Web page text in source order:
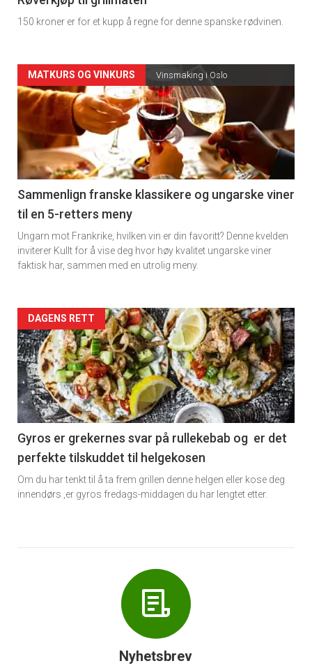
150 kroner er for et kupp å regne for denne spanske rødvinen.
Forsiden
akkurat
nå
-
5
MATKURS OG VINKURS Vinsmaking i Oslo
Sammenlign franske klassikere og ungarske viner
til en 5-retters meny
Ungarn mot Frankrike, hvilken vin er din favoritt? Denne kvelden
inviterer Kullt for å vise deg hvor høy kvalitet ungarske viner
faktisk har, sammen med en utrolig meny.
Forsiden
akkurat
nå
-
6
DAGENS RETT
Gyros er grekernes svar på rullekebab og er det
perfekte tilskuddet til helgekosen
Om du har tenkt til å ta frem grillen denne helgen eller kose deg
innendørs ,er gyros fredags-middagen du har lengtet etter.
Nyhetsbrev